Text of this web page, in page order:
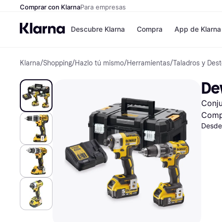
Comprar con KlarnaPara empresas
Descubre Klarna
Formas de
Paga ahora
Paga en 3 plazos
Paga en 30 días
Financiación
Klarna en Apple
Compra
Tiendas
Zalando
JD Sports
Directorio de
App de Klarna
Klarna/Shopping/Hazlo tú mismo/Herramientas/Taladros y